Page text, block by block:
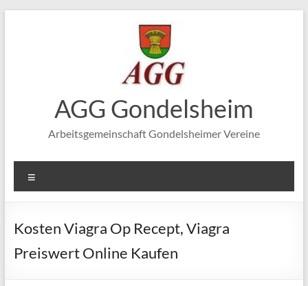
AGG Gondelsheim
Arbeitsgemeinschaft Gondelsheimer Vereine
Kosten Viagra Op Recept, Viagra
Preiswert Online Kaufen